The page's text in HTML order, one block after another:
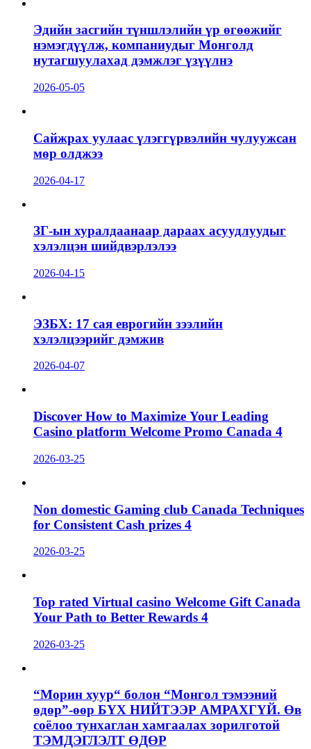
Эдийн засгийн түншлэлийн үр өгөөжийг
нэмэгдүүлж, компаниудыг Монголд
нутагшуулахад дэмжлэг үзүүлнэ
2026-05-05
Сайжрах уулаас үлэггүрвэлийн чулуужсан
мөр олджээ
2026-04-17
ЗГ-ын хуралдаанаар дараах асуудлуудыг
хэлэлцэн шийдвэрлэлээ
2026-04-15
ЭЗБХ: 17 сая еврогийн зээлийн
хэлэлцээрийг дэмжив
2026-04-07
Discover How to Maximize Your Leading
Casino platform Welcome Promo Canada 4
2026-03-25
Non domestic Gaming club Canada Techniques
for Consistent Cash prizes 4
2026-03-25
Top rated Virtual casino Welcome Gift Canada
Your Path to Better Rewards 4
2026-03-25
“Морин хуур“ болон “Монгол тэмээний
өдөр”-өөр БҮХ НИЙТЭЭР АМРАХГҮЙ. Өв
соёлоо тунхаглан хамгаалах зорилготой
ТЭМДЭГЛЭЛТ ӨДӨР